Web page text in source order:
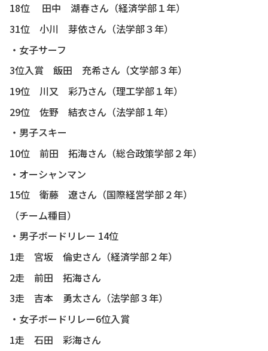
18位 田中 湖春さん（経済学部１年）
31位 小川 芽依さん（法学部３年）
・女子サーフ
3位入賞 飯田 充希さん（文学部３年）
19位 川又 彩乃さん（理工学部１年）
29位 佐野 結衣さん（法学部１年）
・男子スキー
10位 前田 拓海さん（総合政策学部２年）
・オーシャンマン
15位 衛藤 遼さん（国際経営学部２年）
（チーム種目）
・男子ボードリレー 14位
1走 宮坂 倫史さん（経済学部２年）
2走 前田 拓海さん
3走 吉本 勇太さん（法学部３年）
・女子ボードリレー6位入賞
1走 石田 彩海さん